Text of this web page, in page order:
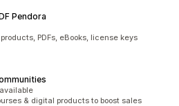
Pendora
PDFs, eBooks, license keys
666
& digital products to boost sales